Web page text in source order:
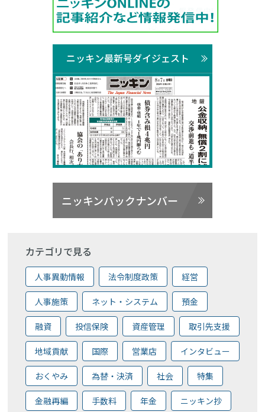
ニッキン最新号ダイジェスト
ニッキンバックナンバー
カテゴリで見る
人事異動情報 法令制度政策 経営
人事施策 ネット・システム 預金
融資 投信保険 資産管理 取引先支援
地域貢献 国際 営業店 インタビュー
おくやみ 為替・決済 社会 特集
金融再編 手数料 年金 ニッキン抄